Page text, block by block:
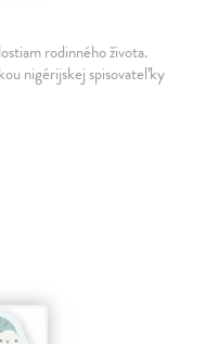
rodinného života.
nigérijskej spisovateľky